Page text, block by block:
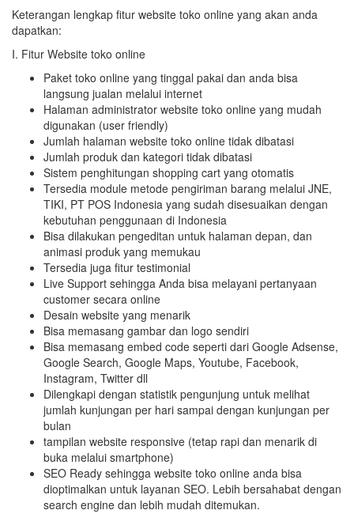
Keterangan lengkap fitur website toko online yang akan anda
dapatkan:
I. Fitur Website toko online
Paket toko online yang tinggal pakai dan anda bisa
langsung jualan melalui internet
Halaman administrator website toko online yang mudah
digunakan (user friendly)
Jumlah halaman website toko online tidak dibatasi
Jumlah produk dan kategori tidak dibatasi
Sistem penghitungan shopping cart yang otomatis
Tersedia module metode pengiriman barang melalui JNE,
TIKI, PT POS Indonesia yang sudah disesuaikan dengan
kebutuhan penggunaan di Indonesia
Bisa dilakukan pengeditan untuk halaman depan, dan
animasi produk yang memukau
Tersedia juga fitur testimonial
Live Support sehingga Anda bisa melayani pertanyaan
customer secara online
Desain website yang menarik
Bisa memasang gambar dan logo sendiri
Bisa memasang embed code seperti dari Google Adsense,
Google Search, Google Maps, Youtube, Facebook,
Instagram, Twitter dll
Dilengkapi dengan statistik pengunjung untuk melihat
jumlah kunjungan per hari sampai dengan kunjungan per
bulan
tampilan website responsive (tetap rapi dan menarik di
buka melalui smartphone)
SEO Ready sehingga website toko online anda bisa
dioptimalkan untuk layanan SEO. Lebih bersahabat dengan
search engine dan lebih mudah ditemukan.